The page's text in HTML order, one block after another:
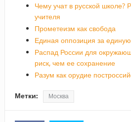
Чему учат в русской
учителя
Прометеизм как свобода
Единая оппозиция за
Распад России для
риск, чем ее сохранение
Разум как орудие
Метки: Москва